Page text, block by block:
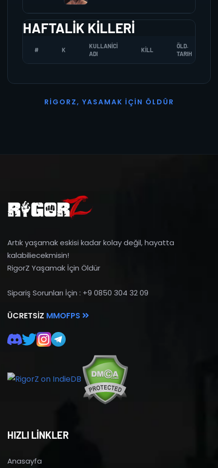
HAFTALIK KILLERI
# K
KULLANICI
ADI
KILL
ÖLD.
TARIH
R I G O R Z, YASAMAK İ ÇI N Ö L D Ü R
Artık yaşamak eskisi kadar kolay değil, hayatta
kalabiliecekmisin!
RigorZ Yaşamak İçin Öldür
Sipariş Sorunları İçin : +9 0850 304 32 09
ÜCRETSIZ MMOFPS
HIZLI LİNKLER
Anasayfa